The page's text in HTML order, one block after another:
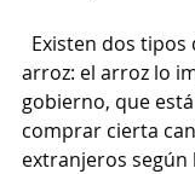
Existen dos
arroz: el arroz lo
gobierno, que
comprar cierta
extranjeros según